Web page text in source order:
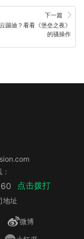
下一篇
蹦迪？看看《堡垒之夜》
的骚操作
点击拨打
地址
微博